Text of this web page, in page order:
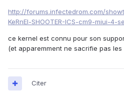
http://forums.infectedrom.com/
KeRnEl-SHOOTER-ICS-cm9-miui-
ce kernel est connu pour son
(et apparemment ne sacrifie pas
Citer